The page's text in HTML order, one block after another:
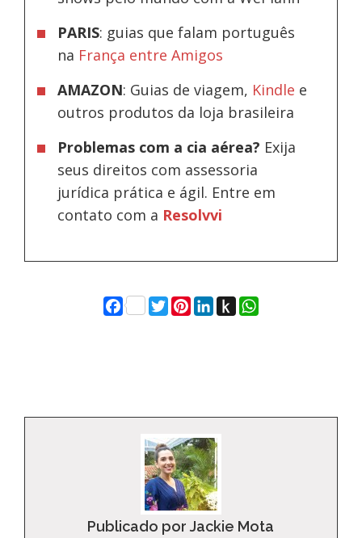
PARIS: guias que falam português
na França entre Amigos
AMAZON: Guias de viagem, Kindle e
outros produtos da loja brasileira
Problemas com a cia aérea? Exija
seus direitos com assessoria
jurídica prática e ágil. Entre em
contato com a Resolvvi
Facebook
Twitter
Pinterest
LinkedIn
Push
to
WhatsApp
Publicado por Jackie Mota